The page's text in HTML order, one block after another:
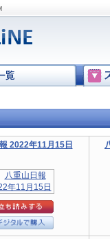
2022年11月15日